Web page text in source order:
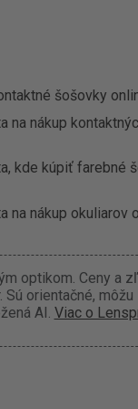
šošovky
na nákup
kde kúpiť farebné
na nákup okuliarov
optikom. Ceny a
orientačné,
AI. Viac o